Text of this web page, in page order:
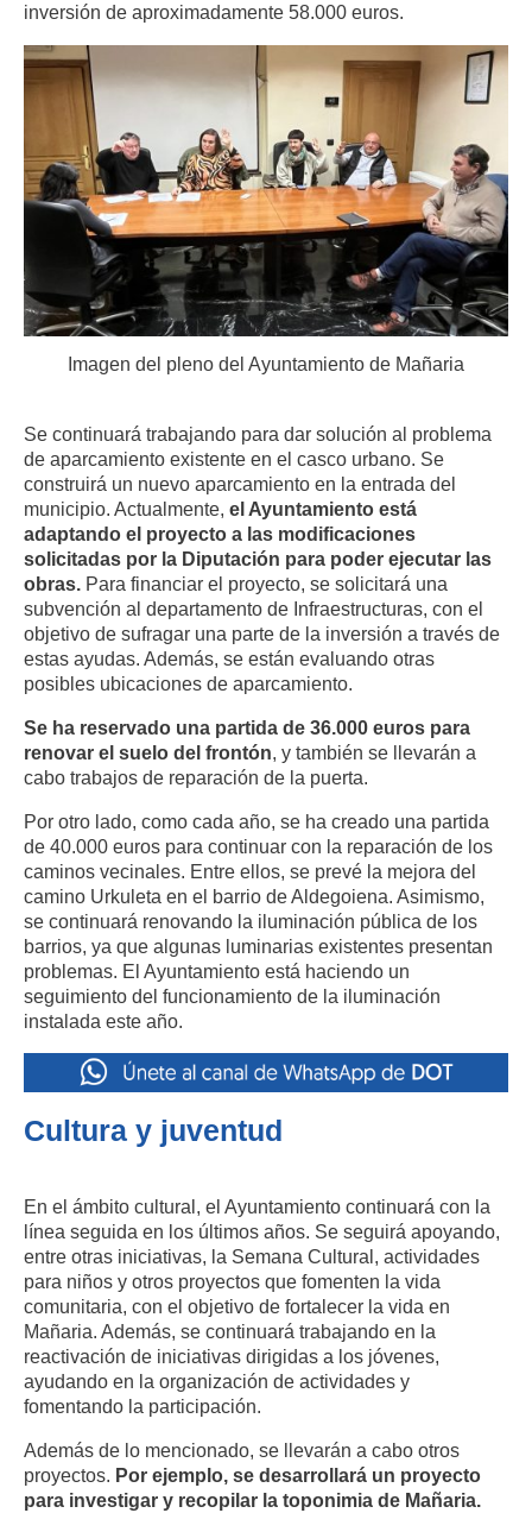
inversión de aproximadamente 58.000 euros.
Imagen del pleno del Ayuntamiento de Mañaria
Se continuará trabajando para dar solución al problema
de aparcamiento existente en el casco urbano. Se
construirá un nuevo aparcamiento en la entrada del
municipio. Actualmente, el Ayuntamiento está
adaptando el proyecto a las modificaciones
solicitadas por la Diputación para poder ejecutar las
obras. Para financiar el proyecto, se solicitará una
subvención al departamento de Infraestructuras, con el
objetivo de sufragar una parte de la inversión a través de
estas ayudas. Además, se están evaluando otras
posibles ubicaciones de aparcamiento.
Se ha reservado una partida de 36.000 euros para
renovar el suelo del frontón, y también se llevarán a
cabo trabajos de reparación de la puerta.
Por otro lado, como cada año, se ha creado una partida
de 40.000 euros para continuar con la reparación de los
caminos vecinales. Entre ellos, se prevé la mejora del
camino Urkuleta en el barrio de Aldegoiena. Asimismo,
se continuará renovando la iluminación pública de los
barrios, ya que algunas luminarias existentes presentan
problemas. El Ayuntamiento está haciendo un
seguimiento del funcionamiento de la iluminación
instalada este año.
Cultura y juventud
En el ámbito cultural, el Ayuntamiento continuará con la
línea seguida en los últimos años. Se seguirá apoyando,
entre otras iniciativas, la Semana Cultural, actividades
para niños y otros proyectos que fomenten la vida
comunitaria, con el objetivo de fortalecer la vida en
Mañaria. Además, se continuará trabajando en la
reactivación de iniciativas dirigidas a los jóvenes,
ayudando en la organización de actividades y
fomentando la participación.
Además de lo mencionado, se llevarán a cabo otros
proyectos. Por ejemplo, se desarrollará un proyecto
para investigar y recopilar la toponimia de Mañaria.